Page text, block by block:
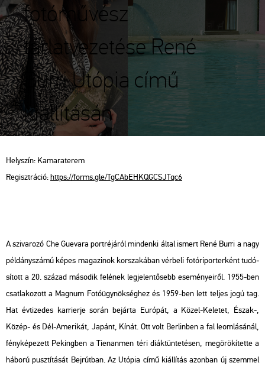
fotóművész
tárlatvezetése René
Burri Utópia című
kiállításán
Hely­szín: Ka­ma­ra­te­rem
Re­giszt­rá­ció:https://​forms.​gle/​TgC​AbEH​KQGC​SJTq​c6
A szi­va­ro­zó Che Gu­e­va­ra port­ré­já­ról min­den­ki által is­mert René Burri a nagy
pél­dány­szá­mú képes ma­ga­zi­nok kor­sza­ká­ban vér­be­li fo­tó­ri­por­ter­ként tu­dó­
sí­tott a 20. szá­zad má­so­dik fe­lé­nek leg­je­len­tő­sebb ese­mé­nye­i­ről. 1955-ben
csat­la­ko­zott a Mag­num Fo­tó­ügy­nök­ség­hez és 1959-ben lett tel­jes jogú tag.
Hat év­ti­ze­des kar­ri­er­je során be­jár­ta Eu­ró­pát, a Közel-Ke­le­tet, Észak-,
Közép- és Dél-Ame­ri­kát, Ja­pánt, Kínát. Ott volt Ber­lin­ben a fal le­om­lá­sá­nál,
fény­ké­pe­zett Pe­king­ben a Ti­en­an­men téri di­ák­tün­te­té­sen, meg­örö­kí­tet­te a
há­bo­rú pusz­tí­tá­sát Bej­rút­ban. AzUtó­pia című ki­ál­lí­tás azon­ban új szem­mel